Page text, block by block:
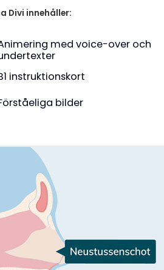
Divi innehåller:
med voice-over och
instruktionskort
bilder